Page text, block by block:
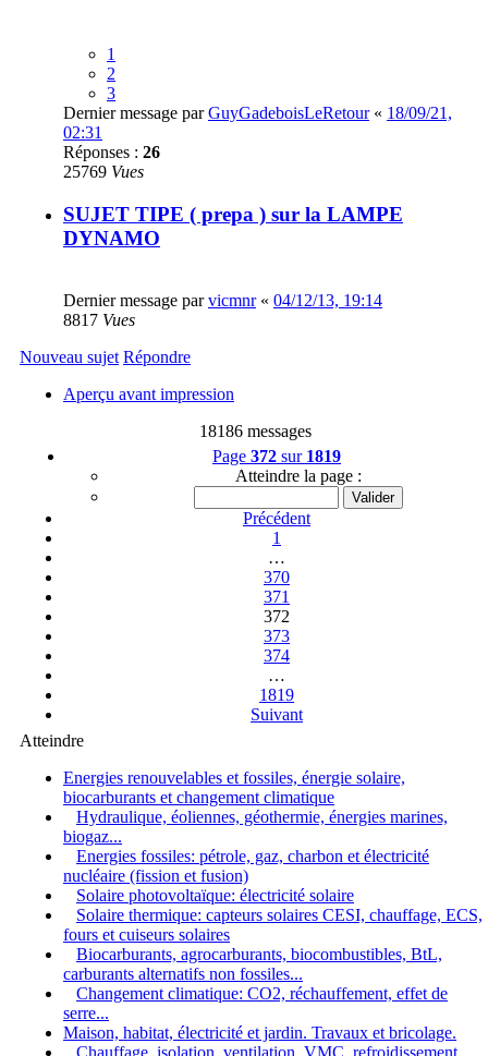
1
2
3
Dernier message parGuyGadeboisLeRetour« 18/09/21,
02:31
Réponses : 26
25769 Vues
SUJET TIPE ( prepa ) sur la LAMPE
DYNAMO
Dernier message parvicmnr« 04/12/13, 19:14
8817 Vues
Nouveau sujet Répondre
Aperçu avant impression
18186 messages
Page 372 sur 1819
Atteindre la page :
Précédent
1
…
370
371
372
373
374
…
1819
Suivant
Atteindre
Energies renouvelables et fossiles, énergie solaire,
biocarburants et changement climatique
Hydraulique, éoliennes, géothermie, énergies marines,
biogaz...
Energies fossiles: pétrole, gaz, charbon et électricité
nucléaire (fission et fusion)
Solaire photovoltaïque: électricité solaire
Solaire thermique: capteurs solaires CESI, chauffage, ECS,
fours et cuiseurs solaires
Biocarburants, agrocarburants, biocombustibles, BtL,
carburants alternatifs non fossiles...
Changement climatique: CO2, réchauffement, effet de
serre...
Maison, habitat, électricité et jardin. Travaux et bricolage.
Chauffage, isolation, ventilation, VMC, refroidissement...